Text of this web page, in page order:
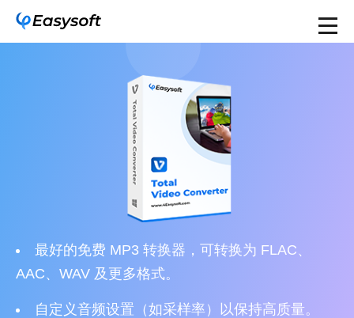
最好的免费 MP3 转换器，可转换为 FLAC、
AAC、WAV 及更多格式。
自定义音频设置（如采样率）以保持高质量。